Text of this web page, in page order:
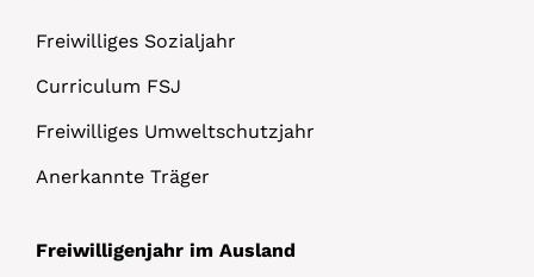
Freiwilliges Sozialjahr
Curriculum FSJ
Freiwilliges Umweltschutzjahr
Anerkannte Träger
Freiwilligenjahr im Ausland